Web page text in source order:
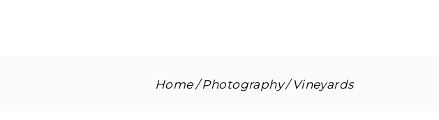
Home Photography Vineyards